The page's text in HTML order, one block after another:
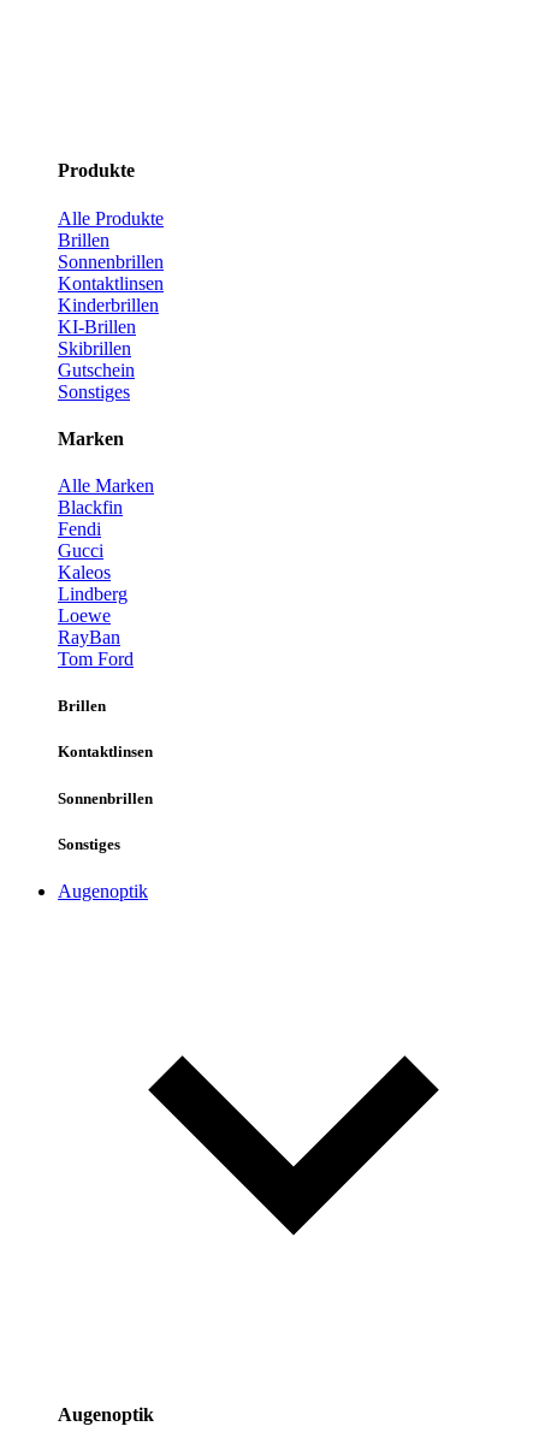
Produkte
Alle Produkte
Brillen
Sonnenbrillen
Kontaktlinsen
Kinderbrillen
KI-Brillen
Skibrillen
Gutschein
Sonstiges
Marken
Alle Marken
Blackfin
Fendi
Gucci
Kaleos
Lindberg
Loewe
RayBan
Tom Ford
Brillen
Kontaktlinsen
Sonnenbrillen
Sonstiges
Augenoptik
Augenoptik